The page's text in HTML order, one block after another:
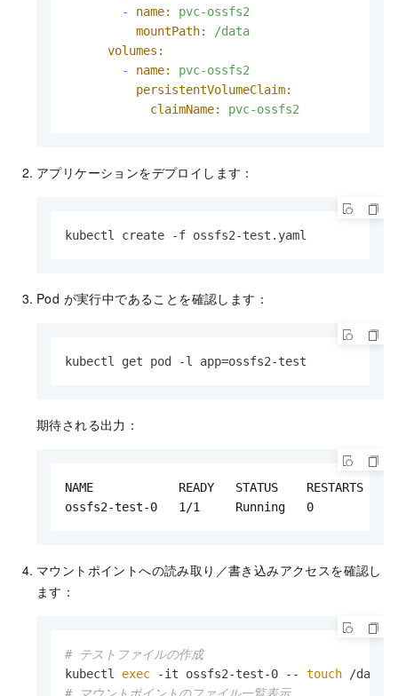
-
name:
pvc-ossfs2
mountPath:
/data
volumes:
-
name:
pvc-ossfs2
persistentVolumeClaim:
claimName:
pvc-ossfs2
アプリケーションをデプロイします：
kubectl create -f ossfs2-test.yaml
Pod が実行中であることを確認します：
kubectl get pod -l app=ossfs2-test
期待される出力：
NAME            READY   STATUS    RESTARTS
ossfs2-test-0   1/1     Running   0          2m
マウントポイントへの読み取り／書き込みアクセスを確認し
ます：
# テストファイルの作成
kubectl exec -it ossfs2-test-0 -- touch